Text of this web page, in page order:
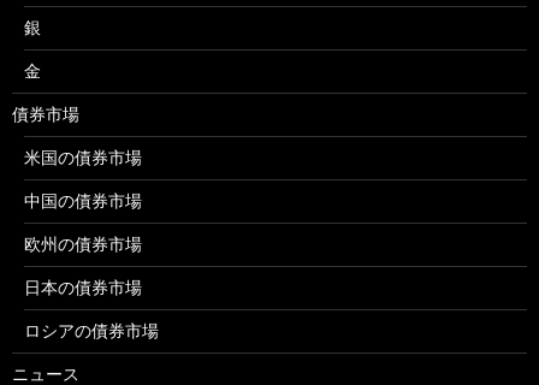
銀
金
債券市場
米国の債券市場
中国の債券市場
欧州の債券市場
日本の債券市場
ロシアの債券市場
ニュース